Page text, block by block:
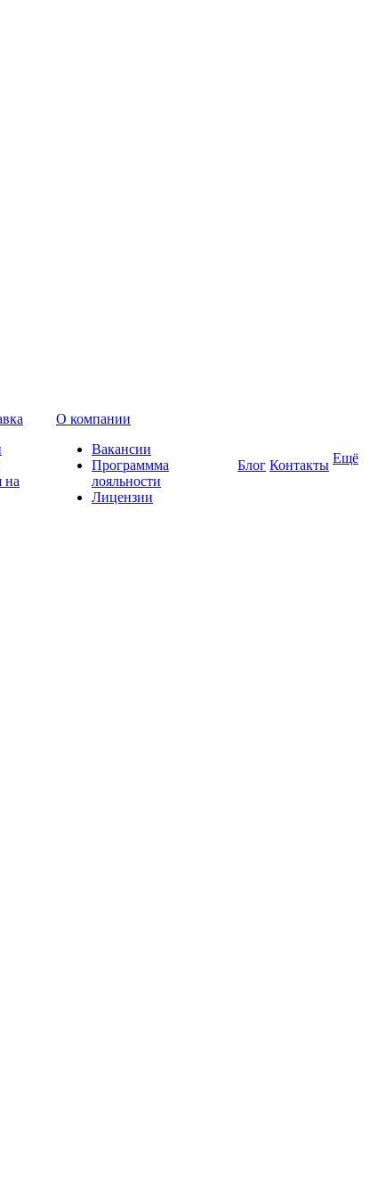
на
О компании
Вакансии
Программма
лояльности
Лицензии
Блог Контакты Ещё